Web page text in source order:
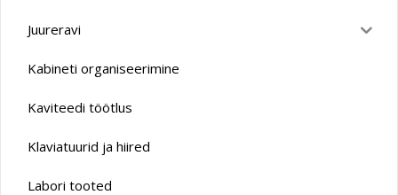
Juureravi
Kabineti organiseerimine
Kaviteedi töötlus
Klaviatuurid ja hiired
Labori tooted